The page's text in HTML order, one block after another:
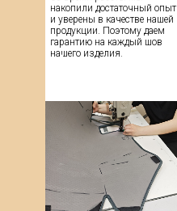
накопили достаточный опыт
и уверены в качестве нашей
продукции. Поэтому даем
гарантию на каждый шов
нашего изделия.